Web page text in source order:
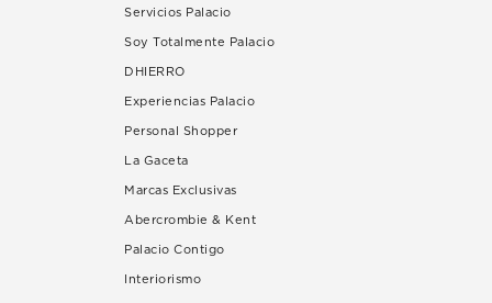
Servicios Palacio
Soy Totalmente Palacio
DHIERRO
Experiencias Palacio
Personal Shopper
La Gaceta
Marcas Exclusivas
Abercrombie & Kent
Palacio Contigo
Interiorismo